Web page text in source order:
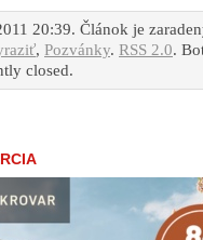
20:39. Článok je
, Pozvánky. RSS 2.0.
closed.